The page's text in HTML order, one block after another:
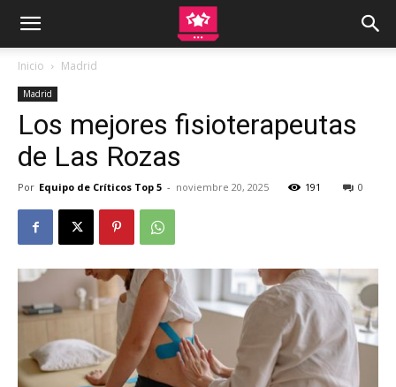
Inicio Madrid
Madrid
Los mejores fisioterapeutas
de Las Rozas
Por Equipo de Críticos Top 5 - noviembre 20, 2025 191 0